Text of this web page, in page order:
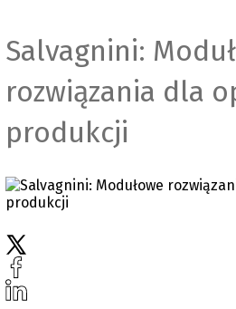
Salvagnini:
rozwiązania dla
produkcji